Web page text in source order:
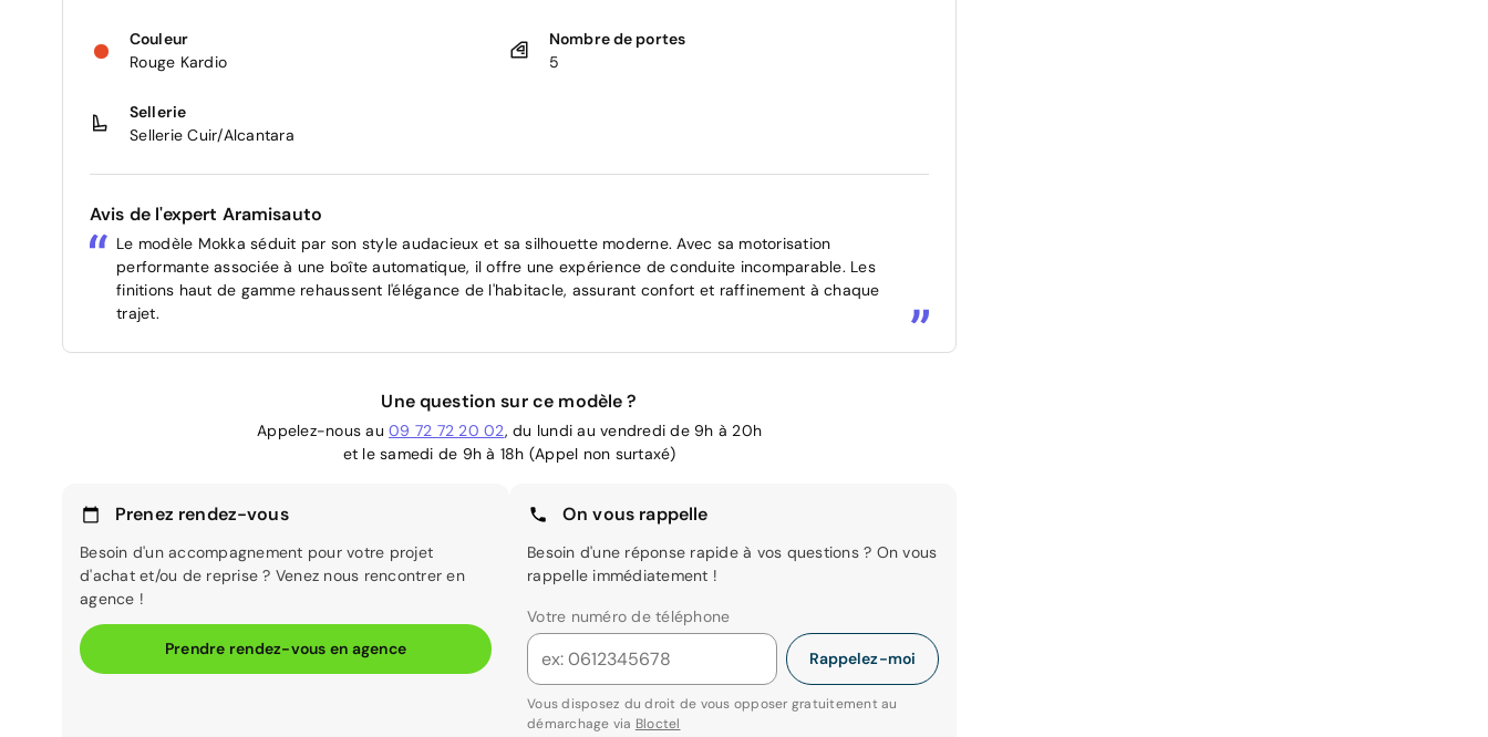
Couleur
Rouge Kardio
Nombre de portes
5
Sellerie
Sellerie Cuir/Alcantara
Avis de l'expert Aramisauto
Le modèle Mokka séduit par son style audacieux et sa silhouette moderne. Avec sa motorisation
performante associée à une boîte automatique, il offre une expérience de conduite incomparable. Les
finitions haut de gamme rehaussent l'élégance de l'habitacle, assurant confort et raffinement à chaque
trajet.
Une question sur ce modèle ?
Appelez-nous au 09 72 72 20 02, du lundi au vendredi de 9h à 20h
et le samedi de 9h à 18h (Appel non surtaxé)
Prenez rendez-vous
Besoin d'un accompagnement pour votre projet
d'achat et/ou de reprise ? Venez nous rencontrer en
agence !
Prendre rendez-vous en agence
On vous rappelle
Besoin d'une réponse rapide à vos questions ? On vous
rappelle immédiatement !
Votre numéro de téléphone
Rappelez-moi
Vous disposez du droit de vous opposer gratuitement au
démarchage via Bloctel